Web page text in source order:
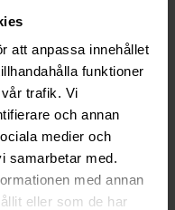
att anpassa innehållet
funktioner
trafik. Vi
och annan
medier och
samarbetar med.
med annan
eller som de har
Sweden AB